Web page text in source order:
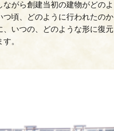
がら創建当初の建物がどのよ
つ頃、どのように行われたのか
いつの、どのような形に復元
。